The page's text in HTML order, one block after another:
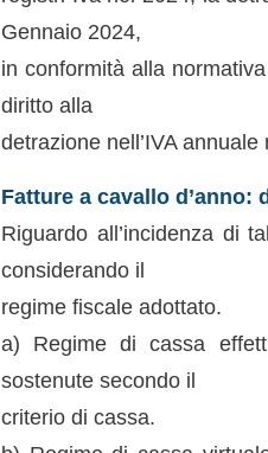
Gennaio 2024,
in conformità alla
diritto alla
detrazione nell’IVA annuale
Fatture a cavallo d’anno:
Riguardo all’incidenza di
considerando il
regime fiscale adottato.
a) Regime di cassa
sostenute secondo il
criterio di cassa.